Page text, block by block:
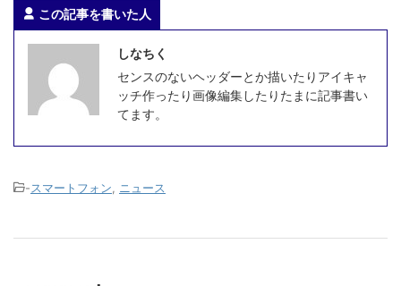
この記事を書いた人
しなちく
センスのないヘッダーとか描いたりアイキャ
ッチ作ったり画像編集したりたまに記事書い
てます。
-スマートフォン, ニュース